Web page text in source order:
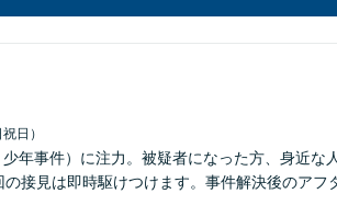
日）
年事件）に注力。被疑者になった方、身近な
接見は即時駆けつけます。事件解決後のアフ